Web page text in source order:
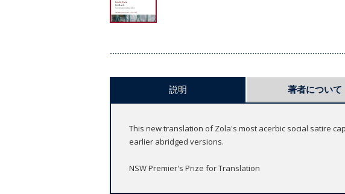
説明 著者について
This new translation of Zola's most acerbic social satire
earlier abridged versions.
NSW Premier's Prize for Translation